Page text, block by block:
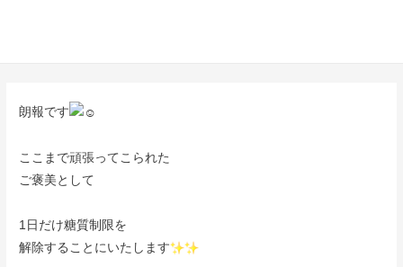
朗報です
ここまで頑張ってこられた
ご褒美として
1日だけ糖質制限を
解除することにいたします